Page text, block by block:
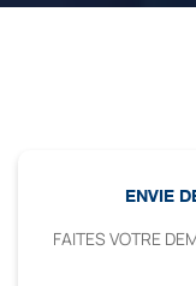
ENVIE
FAITES VOTRE